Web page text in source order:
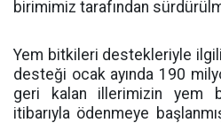
birimimiz tarafından
Yem bitkileri destekleriyle
desteği ocak ayında 190
geri kalan illerimizin yem
itibarıyla ödenmeye